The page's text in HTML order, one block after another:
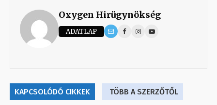
Oxygen Hirügynökség
ADATLAP
KAPCSOLÓDÓ CIKKEK TÖBB A SZERZŐTŐL